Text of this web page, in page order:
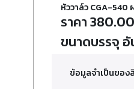
หัววาล์ว CGA-
ราคา
ขนาดบรรจุ
ข้อมูลจำเป็นของ